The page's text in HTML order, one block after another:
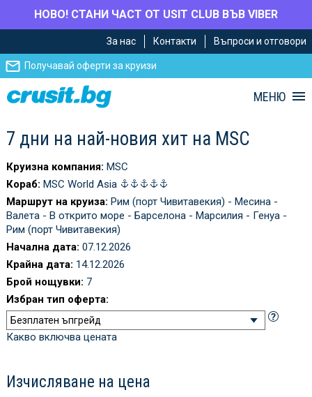
НОВО! СТАНИ ЧАСТ ОТ USIT CLUB ВЪВ VIBER
главното
съдържание
Навигацията
За нас Контакти Въпроси и отговори
Получавай оферти за круизи
МЕНЮ
7 дни на най-новия хит на MSC
Круизна компания: MSC
Кораб: MSC World Asia
Маршрут на круиза: Рим (порт Чивитавекия) - Месина -
Валета - В открито море - Барселона - Марсилия - Генуа -
Рим (порт Чивитавекия)
Начална дата: 07.12.2026
Крайна дата: 14.12.2026
Брой нощувки: 7
Избран тип оферта:
Какво включва цената
Изчисляване на цена